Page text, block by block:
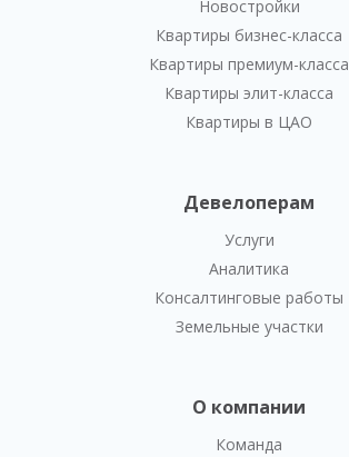
Новостройки
Квартиры бизнес-класса
Квартиры премиум-класса
Квартиры элит-класса
Квартиры в ЦАО
Девелоперам
Услуги
Аналитика
Консалтинговые работы
Земельные участки
О компании
Команда